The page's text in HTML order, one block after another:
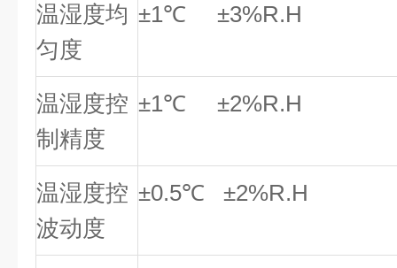
温湿度均
匀度
±1℃ ±3%R.H
温湿度控
制精度
±1℃ ±2%R.H
温湿度控
波动度
±0.5℃ ±2%R.H